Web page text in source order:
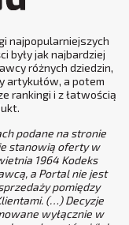
najpopularniejszych
były jak najbardziej
różnych dziedzin,
artykułów, a potem
rankingi i z łatwością
podane na stronie
stanowią oferty w
1964 Kodeks
a Portal nie jest
pomiędzy
(…) Decyzje
wyłącznie w